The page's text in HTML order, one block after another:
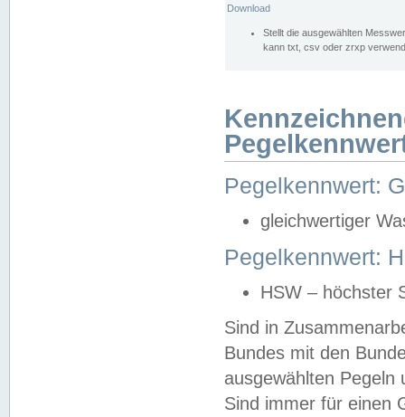
Download
Stellt die ausgewählten
kann txt, csv oder zrxp
Pegelkennwert:
gleichwertiger
Pegelkennwert:
HSW – höchster
Sind in
Bundes mit den
ausgewählten
Sind immer für einen